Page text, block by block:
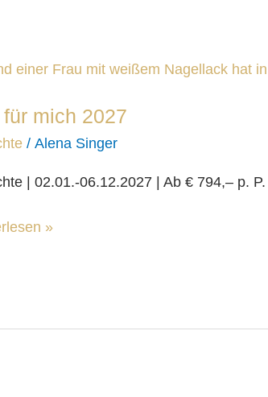
mich 2027
/Alena Singer
| 02.01.-06.12.2027 | Ab € 794,– p. P.
»